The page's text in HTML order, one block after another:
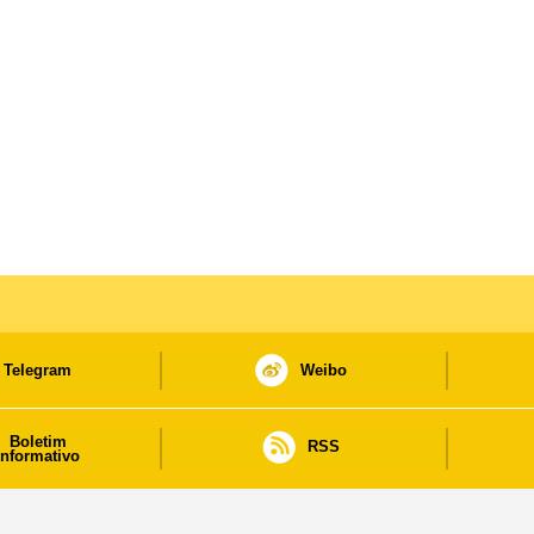
Telegram Weibo
Boletim
RSS